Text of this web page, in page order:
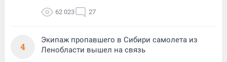
62 023 27
4
Экипаж пропавшего в Сибири самолета из
Ленобласти вышел на связь